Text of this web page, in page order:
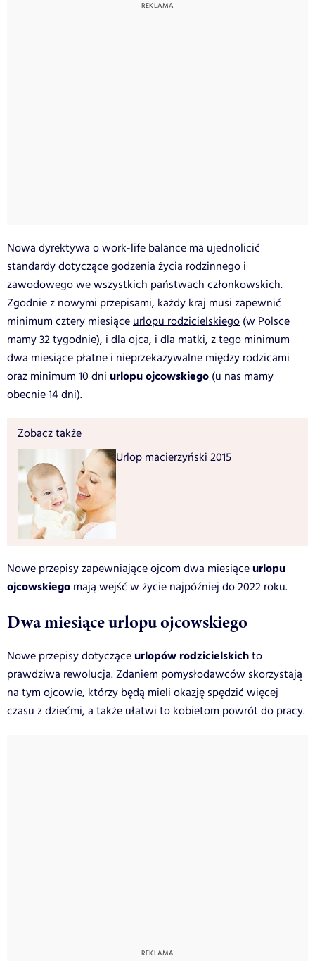
Nowa dyrektywa o work-life balance ma ujednolicić
standardy dotyczące godzenia życia rodzinnego i
zawodowego we wszystkich państwach członkowskich.
Zgodnie z nowymi przepisami, każdy kraj musi zapewnić
minimum cztery miesiąceurlopu rodzicielskiego (w Polsce
mamy 32 tygodnie), i dla ojca, i dla matki, z tego minimum
dwa miesiące płatne i nieprzekazywalne między rodzicami
oraz minimum 10 dni urlopu ojcowskiego (u nas mamy
obecnie 14 dni).
Zobacz także
Urlop macierzyński 2015
Nowe przepisy zapewniające ojcom dwa miesiąceurlopu
ojcowskiego mają wejść w życie najpóźniej do 2022 roku.
Dwa miesiące urlopu ojcowskiego
Nowe przepisy dotycząceurlopów rodzicielskichto
prawdziwa rewolucja. Zdaniem pomysłodawców skorzystają
na tym ojcowie, którzy będą mieli okazję spędzić więcej
czasu z dziećmi, a także ułatwi to kobietom powrót do pracy.